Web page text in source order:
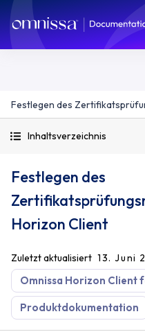
Festlegen des
Inhaltsverzeichnis
Festlegen des
Horizon Client
Zuletzt aktualisiert 13. Juni
Omnissa Horizon Client
Produktdokumentation